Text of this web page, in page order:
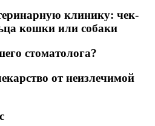
клинику: чек-
кошки или собаки
стоматолога?
от неизлечимой